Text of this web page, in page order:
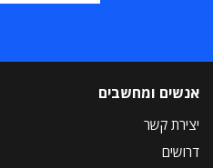
אנשים ומחשבים
יצירת קשר
דרושים